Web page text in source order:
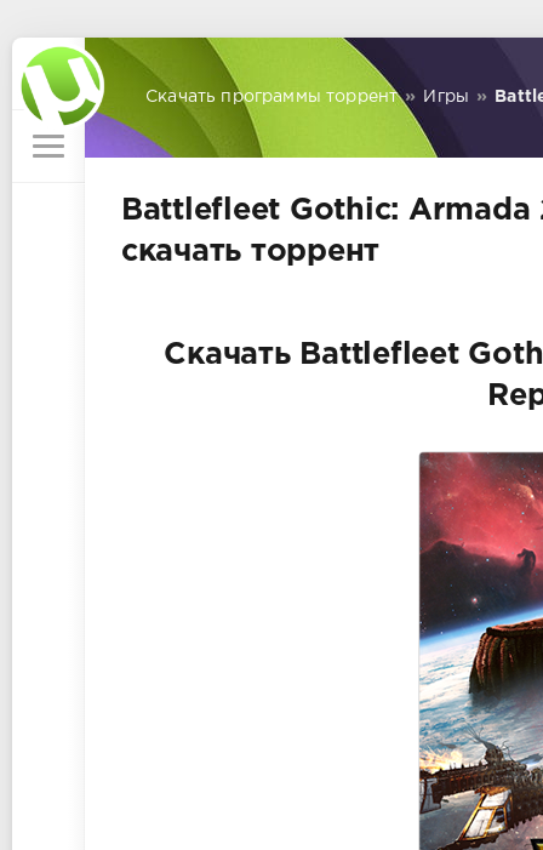
Скачать программы торрент » Игры »
Battlefleet Gothic:
скачать торрент
Скачать Battlefleet